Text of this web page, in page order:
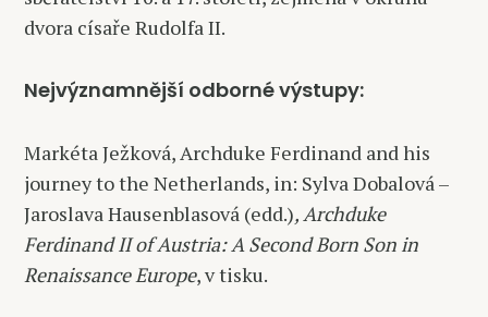
dvora císaře Rudolfa II.
Nejvýznamnější odborné výstupy:
Markéta Ježková, Archduke Ferdinand and his
journey to the Netherlands, in: Sylva Dobalová –
Jaroslava Hausenblasová (edd.), Archduke
Ferdinand II of Austria: A Second Born Son in
Renaissance Europe, v tisku.